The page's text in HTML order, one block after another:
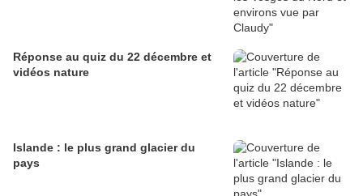
Réponse au quiz du 22 décembre et
vidéos nature
Islande : le plus grand glacier du
pays